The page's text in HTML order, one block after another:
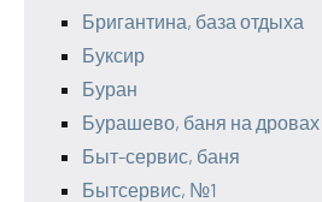
Бригантина, база отдыха
Буксир
Буран
Бурашево, баня на дровах
Быт-сервис, баня
Бытсервис, №1